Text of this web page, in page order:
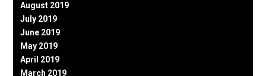
August 2019
July 2019
June 2019
May 2019
April 2019
March 2019